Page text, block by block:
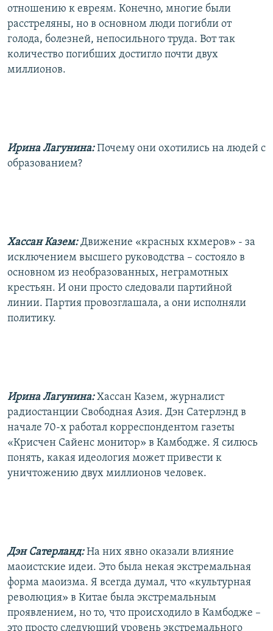
отношению к евреям. Конечно, многие были
расстреляны, но в основном люди погибли от
голода, болезней, непосильного труда. Вот так
количество погибших достигло почти двух
миллионов.
Ирина Лагунина:Почему они охотились на людей с
образованием?
Хассан Казем:Движение «красных кхмеров» - за
исключением высшего руководства – состояло в
основном из необразованных, неграмотных
крестьян. И они просто следовали партийной
линии. Партия провозглашала, а они исполняли
политику.
Ирина Лагунина:Хассан Казем, журналист
радиостанции Свободная Азия. Дэн Сатерлэнд в
начале 70-х работал корреспондентом газеты
«Крисчен Сайенс монитор» в Камбодже. Я силюсь
понять, какая идеология может привести к
уничтожению двух миллионов человек.
Дэн Сатерланд:На них явно оказали влияние
маоистские идеи. Это была некая экстремальная
форма маоизма. Я всегда думал, что «культурная
революция» в Китае была экстремальным
проявлением, но то, что происходило в Камбодже –
это просто следующий уровень экстремального